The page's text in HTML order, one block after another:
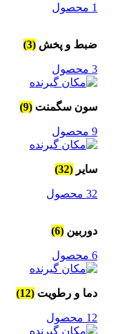
1 محصول
ضبط و پخش (3)
3 محصول
سون سگمنت (9)
9 محصول
سایر (32)
32 محصول
دوربین (6)
6 محصول
دما و رطویت (12)
12 محصول